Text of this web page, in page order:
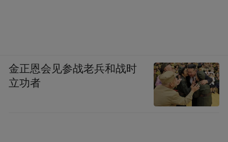
金正恩会见参战老兵和战时
立功者